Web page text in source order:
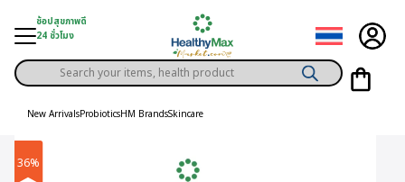
content
ช้อปสุขภาพดี
24 ชั่วโมง
Solution
Products
search
New ArrivalsProbioticsHM BrandsSkincare
36%